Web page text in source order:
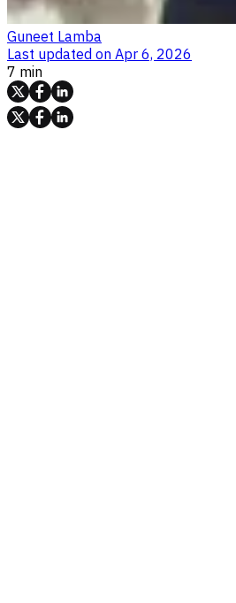
Guneet Lamba
Last updated on Apr 6, 2026
7 min